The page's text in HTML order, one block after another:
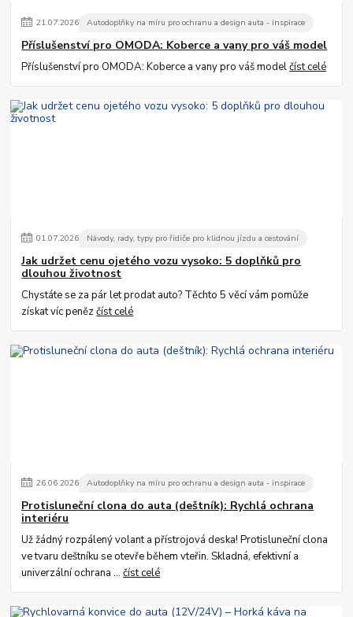
21.07.2026 Autodoplňky na míru pro ochranu a design auta - inspirace
Příslušenství pro OMODA: Koberce a vany pro váš model
Příslušenství pro OMODA: Koberce a vany pro váš modelčíst celé
01.07.2026 Návody, rady, typy pro řidiče pro klidnou jízdu a cestování
Jak udržet cenu ojetého vozu vysoko: 5 doplňků pro
dlouhou životnost
Chystáte se za pár let prodat auto? Těchto 5 věcí vám pomůže
získat víc penězčíst celé
26.06.2026 Autodoplňky na míru pro ochranu a design auta - inspirace
Protisluneční clona do auta (deštník): Rychlá ochrana
interiéru
Už žádný rozpálený volant a přístrojová deska! Protisluneční clona
ve tvaru deštníku se otevře během vteřin. Skladná, efektivní a
univerzální ochrana ...číst celé